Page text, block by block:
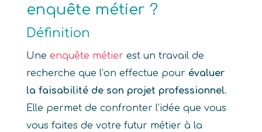
enquête métier ?
Définition
Une enquête métier est un travail de
recherche que l’on effectue pour évaluer
la faisabilité de son projet professionnel.
Elle permet de confronter l’idée que vous
vous faites de votre futur métier à la